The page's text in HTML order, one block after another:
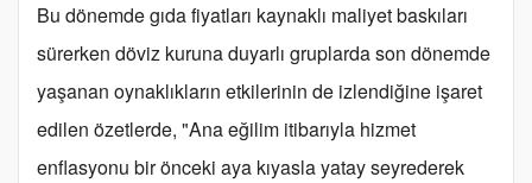
Bu dönemde gıda fiyatları kaynaklı maliyet baskıları
sürerken döviz kuruna duyarlı gruplarda son dönemde
yaşanan oynaklıkların etkilerinin de izlendiğine işaret
edilen özetlerde, "Ana eğilim itibarıyla hizmet
enflasyonu bir önceki aya kıyasla yatay seyrederek